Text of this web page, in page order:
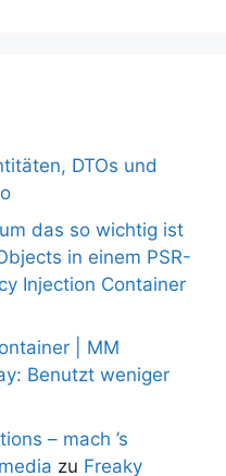
DTOs und
das so wichtig ist
in einem PSR-
Injection Container
| MM
Benutzt weniger
– mach ’s
zu Freaky